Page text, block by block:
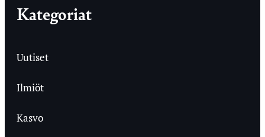
Kategoriat
Uutiset
Ilmiöt
Kasvo